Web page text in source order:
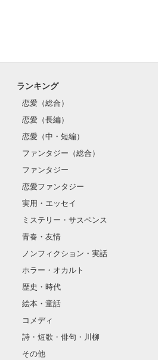
ランキング
恋愛（総合）
恋愛（長編）
恋愛（中・短編）
ファンタジー（総合）
ファンタジー
恋愛ファンタジー
実用・エッセイ
ミステリー・サスペンス
青春・友情
ノンフィクション・実話
ホラー・オカルト
歴史・時代
絵本・童話
コメディ
詩・短歌・俳句・川柳
その他